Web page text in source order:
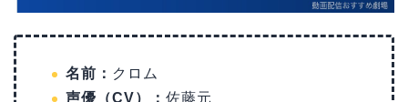
名前： クロム
声優（CV）： 佐藤元